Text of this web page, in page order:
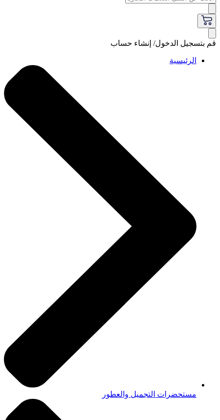
قم بتسجيل الدخول/ إنشاء حساب
الرئيسية
مستحضرات التجميل والعطور